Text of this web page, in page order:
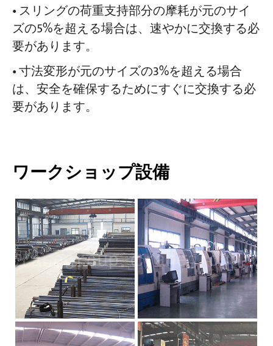
• スリングの荷重支持部分の摩耗が元のサイ
ズの5%を超える場合は、速やかに交換する必
要があります。
• 寸法変形が元のサイズの3%を超える場合
は、安全を確保するためにすぐに交換する必
要があります。
ワークショップ設備